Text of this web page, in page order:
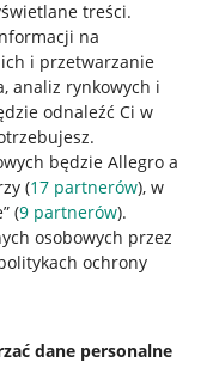
treści.
na
i przetwarzanie
analiz rynkowych i
odnaleźć Ci w
będzie Allegro a
(17 partnerów), w
(9 partnerów).
osobowych przez
ochrony
dane personalne